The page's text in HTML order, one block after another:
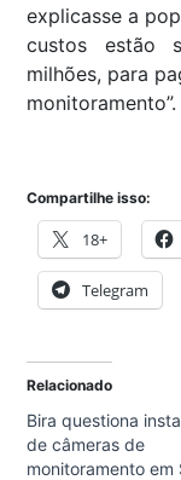
explicasse a
custos estão
milhões, para
monitoramento”.
Compartilhe isso:
18+
Telegram
Relacionado
Bira questiona
de câmeras de
monitoramento em